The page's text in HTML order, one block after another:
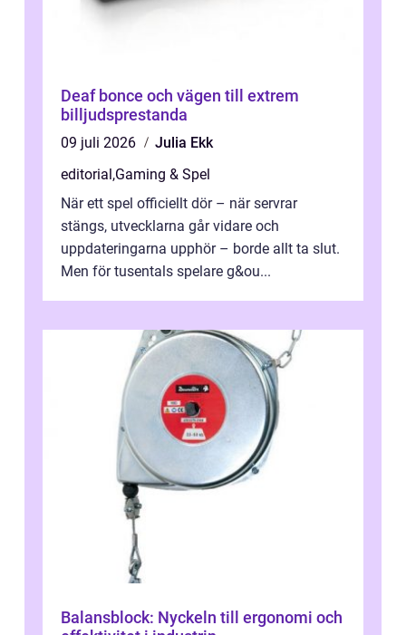
Deaf bonce och vägen till extrem
billjudsprestanda
09 juli 2026
Julia Ekk
editorial,Gaming & Spel
När ett spel officiellt dör – när servrar
stängs, utvecklarna går vidare och
uppdateringarna upphör – borde allt ta slut.
Men för tusentals spelare g&ou...
Balansblock: Nyckeln till ergonomi och